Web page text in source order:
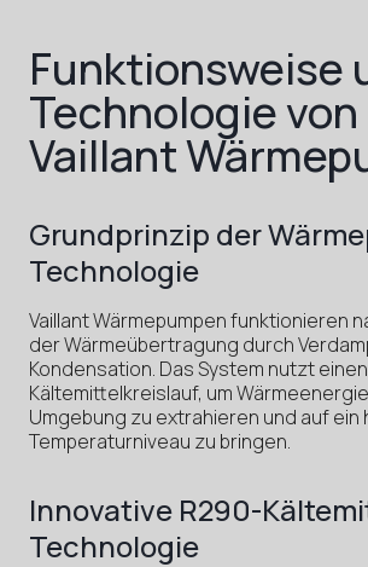
Funktionsweise
Technologie von
Vaillant
Grundprinzip der
Technologie
Vaillant Wärmepumpen funktionieren
der Wärmeübertragung durch
Kondensation. Das System nutzt einen
Kältemittelkreislauf, um
Umgebung zu extrahieren und auf ein
Temperaturniveau zu bringen.
Innovative R290-
Technologie